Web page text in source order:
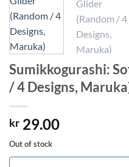
Sumikkogurashi:
/ 4 Designs,
kr 29.00
Out of stock